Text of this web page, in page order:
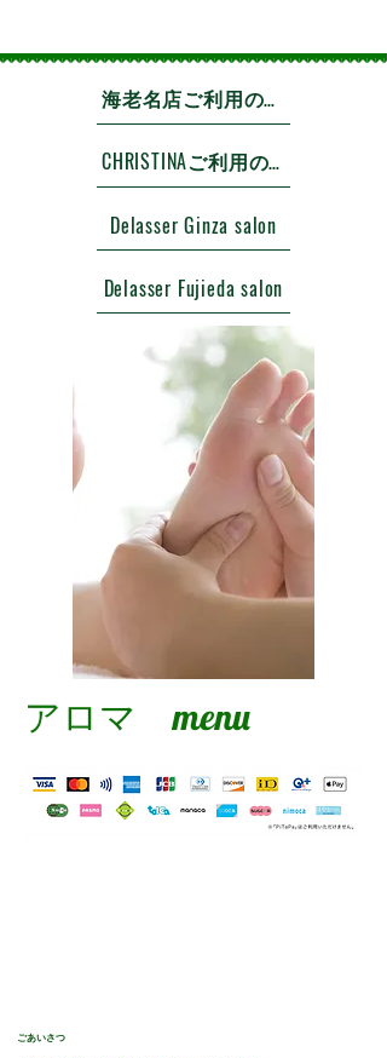
海老名店ご利用のお客様
CHRISTINAご利用のお客様
Delasser Ginza salon
Delasser Fujieda salon
アロマ menu
ごあいさつ